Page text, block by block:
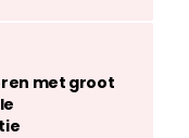
met groot